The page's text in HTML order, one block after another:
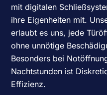
mit digitalen
ihre Eigenheiten mit.
erlaubt es uns, jede
ohne unnötige
Besonders bei
Nachtstunden ist
Effizienz.